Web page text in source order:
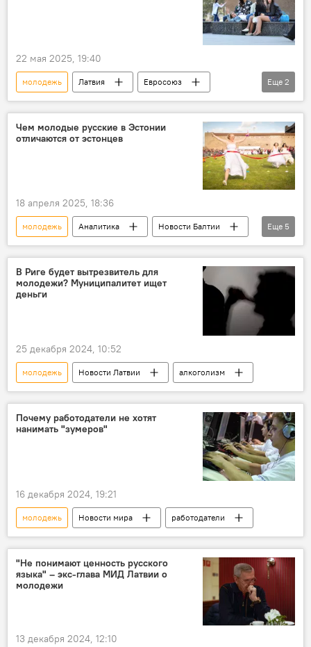
22 мая 2025, 19:40
молодежь Латвия
Евросоюз
пенсионный возраст
трудоспособный возраст
Еще 2
Чем молодые русские в Эстонии
отличаются от эстонцев
18 апреля 2025, 18:36
молодежь Аналитика
Новости Балтии
Эстония
эстонский язык
русский язык
русскоязычные
Русские школы: языковой барьер или мост
Еще 5
В Риге будет вытрезвитель для
молодежи? Муниципалитет ищет
деньги
25 декабря 2024, 10:52
молодежь Новости Латвии алкоголизм
Почему работодатели не хотят
нанимать "зумеров"
16 декабря 2024, 19:21
молодежь Новости мира работодатели
"Не понимают ценность русского
языка" – экс-глава МИД Латвии о
молодежи
13 декабря 2024, 12:10